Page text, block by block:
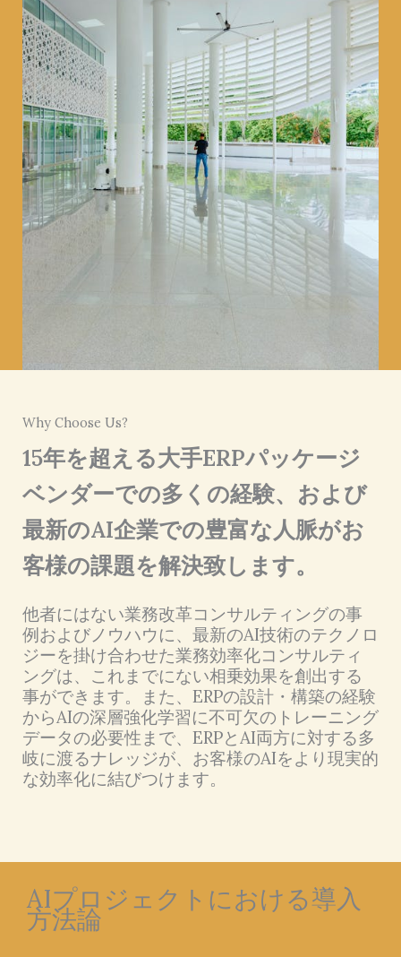
Why Choose Us?
15年を超える大手ERPパッケージ
ベンダーでの多くの経験、および
最新のAI企業での豊富な人脈がお
客様の課題を解決致します。
他者にはない業務改革コンサルティングの事
例およびノウハウに、最新のAI技術のテクノロ
ジーを掛け合わせた業務効率化コンサルティ
ングは、これまでにない相乗効果を創出する
事ができます。また、ERPの設計・構築の経験
からAIの深層強化学習に不可欠のトレーニング
データの必要性まで、ERPとAI両方に対する多
岐に渡るナレッジが、お客様のAIをより現実的
な効率化に結びつけます。
AIプロジェクトにおける導入
方法論